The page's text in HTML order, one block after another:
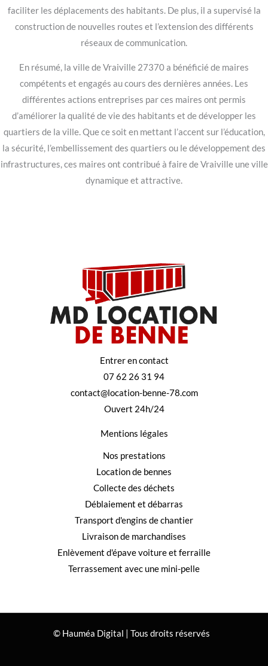
faciliter les déplacements des habitants. De plus, il a supervisé la
construction de nouvelles routes et l’extension des différents
réseaux de communication.
En résumé, la ville de Vraiville 27370 a bénéficié de maires
compétents et engagés au cours des dernières années. Les
différentes actions entreprises par ces maires ont permis
d’améliorer la qualité de vie des habitants et de développer les
quartiers de la ville. Que ce soit en mettant l’accent sur l’éducation,
la sécurité, l’embellissement des quartiers ou le développement des
infrastructures, ces maires ont contribué à faire de Vraiville une ville
dynamique et attractive.
Entrer en contact
07 62 26 31 94
contact@location-benne-78.com
Ouvert 24h/24
Mentions légales
Nos prestations
Location de bennes
Collecte des déchets
Déblaiement et débarras
Transport d'engins de chantier
Livraison de marchandises
Enlèvement d'épave voiture et ferraille
Terrassement avec une mini-pelle
© Hauméa Digital | Tous droits réservés